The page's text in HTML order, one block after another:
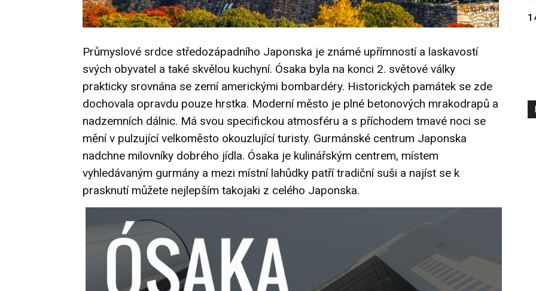
Průmyslové srdce středozápadního Japonska je známé upřímností a laskavostí
svých obyvatel a také skvělou kuchyní. Ósaka byla na konci 2. světové války
prakticky srovnána se zemí americkými bombardéry. Historických památek se zde
dochovala opravdu pouze hrstka. Moderní město je plné betonových mrakodrapů a
nadzemních dálnic. Má svou specifickou atmosféru a s příchodem tmavé noci se
mění v pulzující velkoměsto okouzlující turisty. Gurmánské centrum Japonska
nadchne milovníky dobrého jídla. Ósaka je kulinářským centrem, místem
vyhledávaným gurmány a mezi místní lahůdky patří tradiční suši a najíst se k
prasknutí můžete nejlepším takojaki z celého Japonska.